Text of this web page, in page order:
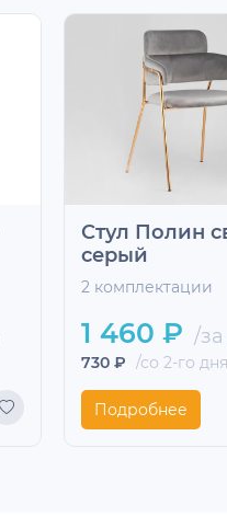
Стул Полин
серый
2 комплектации
1 460 ₽ /
730 ₽ /со 2-го дня
Подробнее